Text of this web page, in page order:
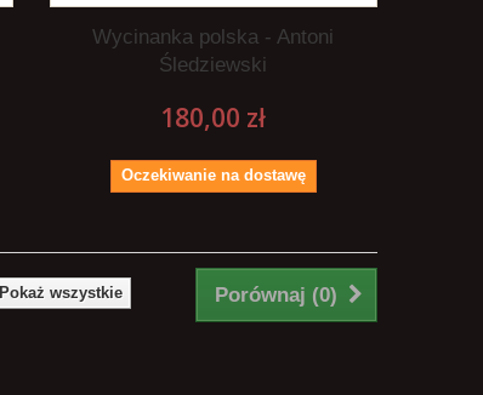
Wycinanka polska - Antoni
Śledziewski
180,00 zł
Oczekiwanie na dostawę
Porównaj (0)
Pokaż wszystkie